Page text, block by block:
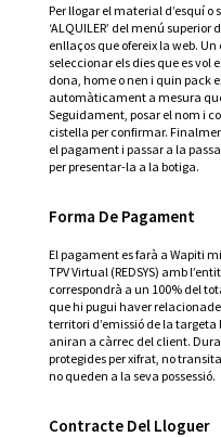
Per llogar el material d’esquí
‘ALQUILER’ del menú
enllaços que ofereix la web.
seleccionar els dies que es vol
dona, home o nen i quin pack
automàticament a mesura
Seguidament, posar el nom i
cistella per confirmar.
el pagament i passar a la
per presentar-la a la botiga.
Forma De Pagament
El pagament es farà a Wapiti
TPV Virtual (REDSYS) amb
correspondrà a un 100% del
que hi pugui haver
territori d’emissió de la
aniran a càrrec del client.
protegides per xifrat, no
no queden a la seva possessió.
Contracte Del Lloguer